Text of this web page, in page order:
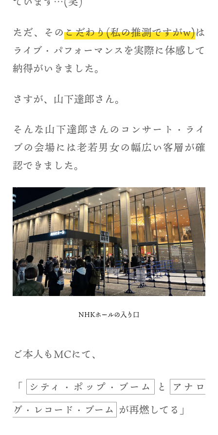
ただ、そのこだわり(私の推測ですがw)は
ライブ・パフォーマンスを実際に体感して
納得がいきました。
さすが、山下達郎さん。
そんな山下達郎さんのコンサート・ライ
ブの会場には老若男女の幅広い客層が確
認できました。
NHKホールの入り口
ご本人もMCにて、
「 シティ・ポップ・ブーム と
アナロ
グ・レコード・ブーム が再燃してる」